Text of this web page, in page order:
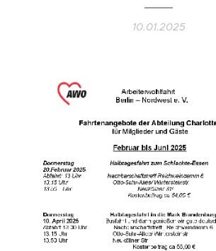
10.01.2025